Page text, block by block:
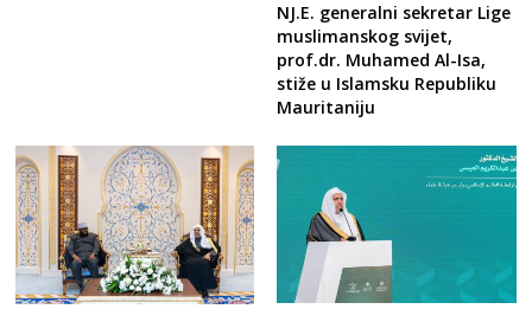
NJ.E. generalni sekretar Lige
muslimanskog svijet,
prof.dr. Muhamed Al-Isa,
stiže u Islamsku Republiku
Mauritaniju